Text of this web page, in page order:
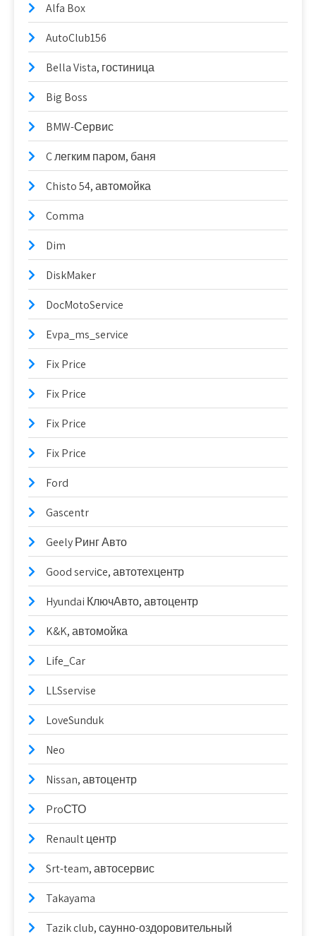
Alfa Box
AutoClub156
Bella Vista, гостиница
Big Boss
BMW-Сервис
C легким паром, баня
Chisto 54, автомойка
Comma
Dim
DiskMaker
DocMotoService
Evpa_ms_service
Fix Price
Fix Price
Fix Price
Fix Price
Ford
Gascentr
Geely Ринг Авто
Good serviсe, автотехцентр
Hyundai КлючАвто, автоцентр
K&K, автомойка
Life_Car
LLSservise
LoveSunduk
Neo
Nissan, автоцентр
ProСТО
Renault центр
Srt-team, автосервис
Takayama
Tazik club, саунно-оздоровительный